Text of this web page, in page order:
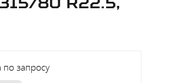
по запросу